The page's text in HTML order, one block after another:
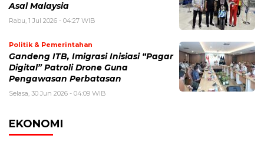
Asal Malaysia
Rabu, 1 Jul 2026 - 04:27 WIB
Politik & Pemerintahan
Gandeng ITB, Imigrasi Inisiasi “Pagar
Digital” Patroli Drone Guna
Pengawasan Perbatasan
Selasa, 30 Jun 2026 - 04:09 WIB
EKONOMI